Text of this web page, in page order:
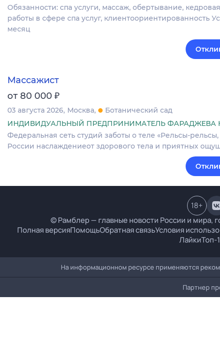
Обязанности: спа услуги, массаж, обертывание,
работы в сфере спа услуг, клиентоориентированность
месяц
Массажист
от 80 000 ₽
03 августа 2026 Москва
Ботанический сад
ИНДИВИДУАЛЬНЫЙ ПРЕДПРИНИМАТЕЛЬ ФАРАДЖЕВА
Федеральная сеть студий заботы о теле «Рельсы-
России наслаждениеот здорового тела и приятных
© Рамблер — главные новости России и мира,
Полная версияПомощьОбратная связьУсловия
ЛайкиТоп-
18+
На информационном ресурсе применяются
Партнер